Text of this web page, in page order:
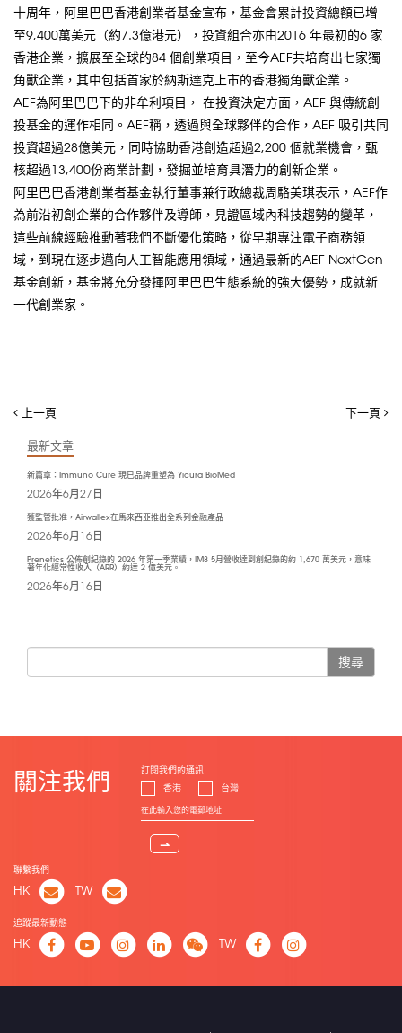
十周年，阿里巴巴香港創業者基金宣布，基金會累計投資總額已增
至9,400萬美元（約7.3億港元），投資組合亦由2016 年最初的6 家
香港企業，擴展至全球的84 個創業項目，至今AEF共培育出七家獨
角獸企業，其中包括首家於納斯達克上市的香港獨角獸企業。
AEF為阿里巴巴下的非牟利項目， 在投資決定方面，AEF 與傳統創
投基金的運作相同。AEF稱，透過與全球夥伴的合作，AEF 吸引共同
投資超過28億美元，同時協助香港創造超過2,200 個就業機會，甄
核超過13,400份商業計劃，發掘並培育具潛力的創新企業。
阿里巴巴香港創業者基金執行董事兼行政總裁周駱美琪表示，AEF作
為前沿初創企業的合作夥伴及導師，見證區域內科技趨勢的變革，
這些前線經驗推動著我們不斷優化策略，從早期專注電子商務領
域，到現在逐步邁向人工智能應用領域，通過最新的AEF NextGen
基金創新，基金將充分發揮阿里巴巴生態系統的強大優勢，成就新
一代創業家。
上一頁 下一頁
最新文章
新篇章：Immuno Cure 現已品牌重塑為 Yicura BioMed
2026年6月27日
獲監管批准，Airwallex在馬來西亞推出全系列金融產品
2026年6月16日
Prenetics 公佈創紀錄的 2026 年第一季業績，IM8 5月營收達到創紀錄的約 1,670 萬美元，意味
著年化經常性收入（ARR）約達 2 億美元。
2026年6月16日
搜尋
關注我們
訂閱我們的通訊
香港
台灣
⇀
聯繫我們
HK TW
追蹤最新動態
HK TW